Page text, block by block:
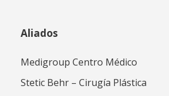
Aliados
Medigroup Centro Médico
Stetic Behr – Cirugía Plástica